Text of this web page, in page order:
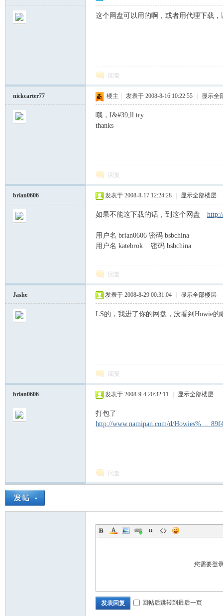
这个网盘可以用的啊，或者用代理下载，
回复
nickcarter77 楼主 发表于 2008-8-16 10:22:55 显示全
哦，I&#39;ll try
thanks
回复
brian0606 发表于 2008-8-17 12:24:28 显示全部楼层
如果不能这下载的话，到这个网盘
用户名 brian0606 密码 bsbchina
用户名 katebrok 密码 bsbchina
回复
Jashe 发表于 2008-8-29 00:31:04 显示全部楼层
LS的，我进了你的网盘，没看到Howie的
回复
brian0606 发表于 2008-9-4 20:32:11 显示全部楼层
打包了
http://www.namipan.com/d/Howies% ...
回复
您需要登
发表回复 回帖后跳转到最后一页